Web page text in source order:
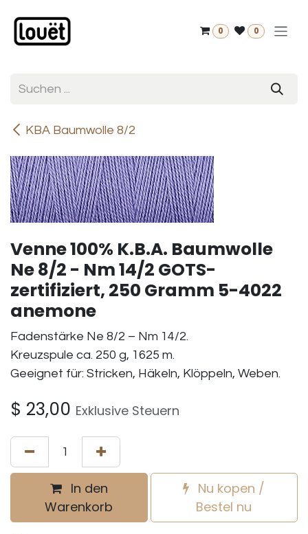
0 0
KBA Baumwolle 8/2
Venne 100% K.B.A. Baumwolle
Ne 8/2 - Nm 14/2 GOTS-
zertifiziert, 250 Gramm 5-4022
anemone
Fadenstärke Ne 8/2 – Nm 14/2.
Kreuzspule ca. 250 g, 1625 m.
Geeignet für: Stricken, Häkeln, Klöppeln, Weben.
$ 23,00 Exklusive Steuern
In den
Warenkorb
Nu kopen /
Bestel nu